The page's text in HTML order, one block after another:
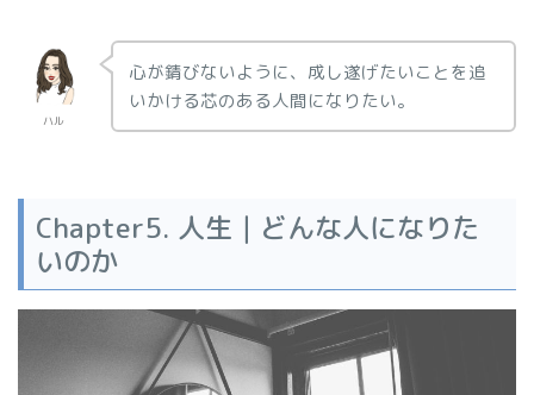
ハル
心が錆びないように、成し遂げたいことを追
いかける芯のある人間になりたい。
Chapter5. 人生｜どんな人になりた
いのか